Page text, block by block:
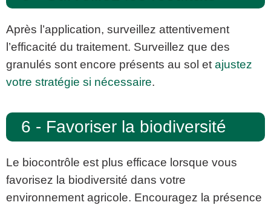
Après l’application, surveillez attentivement
l’efficacité du traitement. Surveillez que des
granulés sont encore présents au sol et ajustez
votre stratégie si nécessaire.
6 - Favoriser la biodiversité
Le biocontrôle est plus efficace lorsque vous
favorisez la biodiversité dans votre
environnement agricole. Encouragez la présence